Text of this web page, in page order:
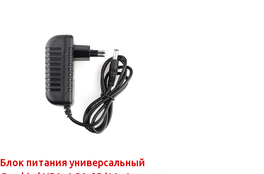
Блок питания универсальный